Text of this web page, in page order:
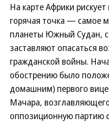
На карте Африки
горячая точка — самое
планеты Южный Судан,
заставляют опасаться
гражданской войны.
обострению было
домашним) первого
Мачара,
оппозиционную партию